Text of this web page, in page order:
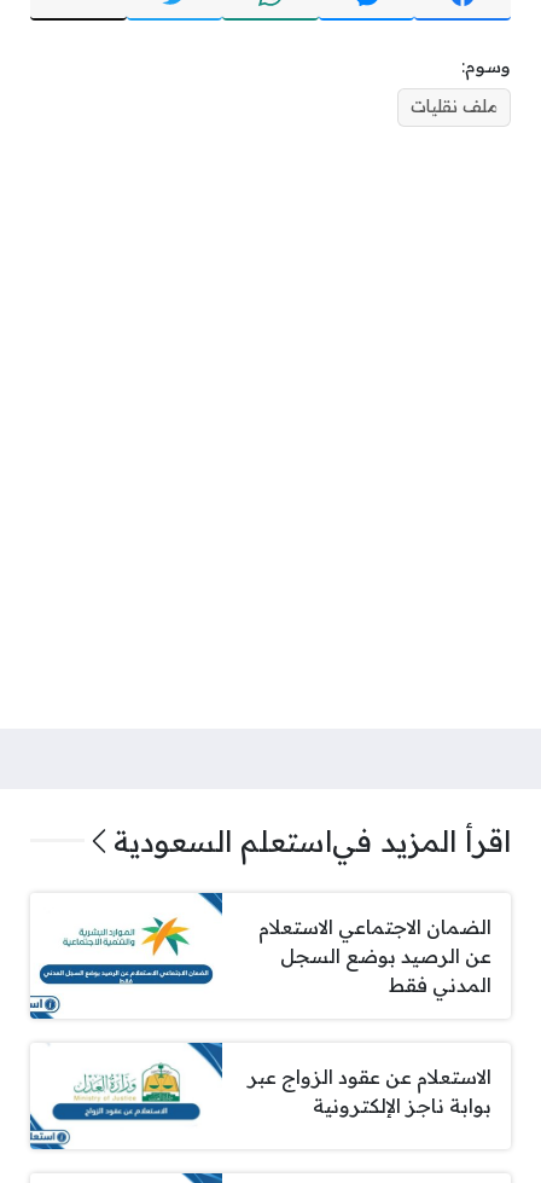
وسوم:
ملف نقليات
اقرأ المزيد فياستعلم السعودية
الضمان الاجتماعي الاستعلام
عن الرصيد بوضع السجل
المدني فقط
الاستعلام عن عقود الزواج عبر
بوابة ناجز الإلكترونية